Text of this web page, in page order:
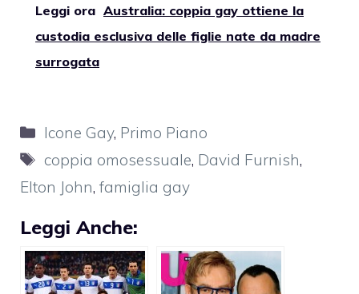
Leggi ora Australia: coppia gay ottiene la
custodia esclusiva delle figlie nate da madre
surrogata
Categorie
Icone Gay, Primo Piano
Tag
coppia omosessuale, David Furnish,
Elton John, famiglia gay
Leggi Anche: